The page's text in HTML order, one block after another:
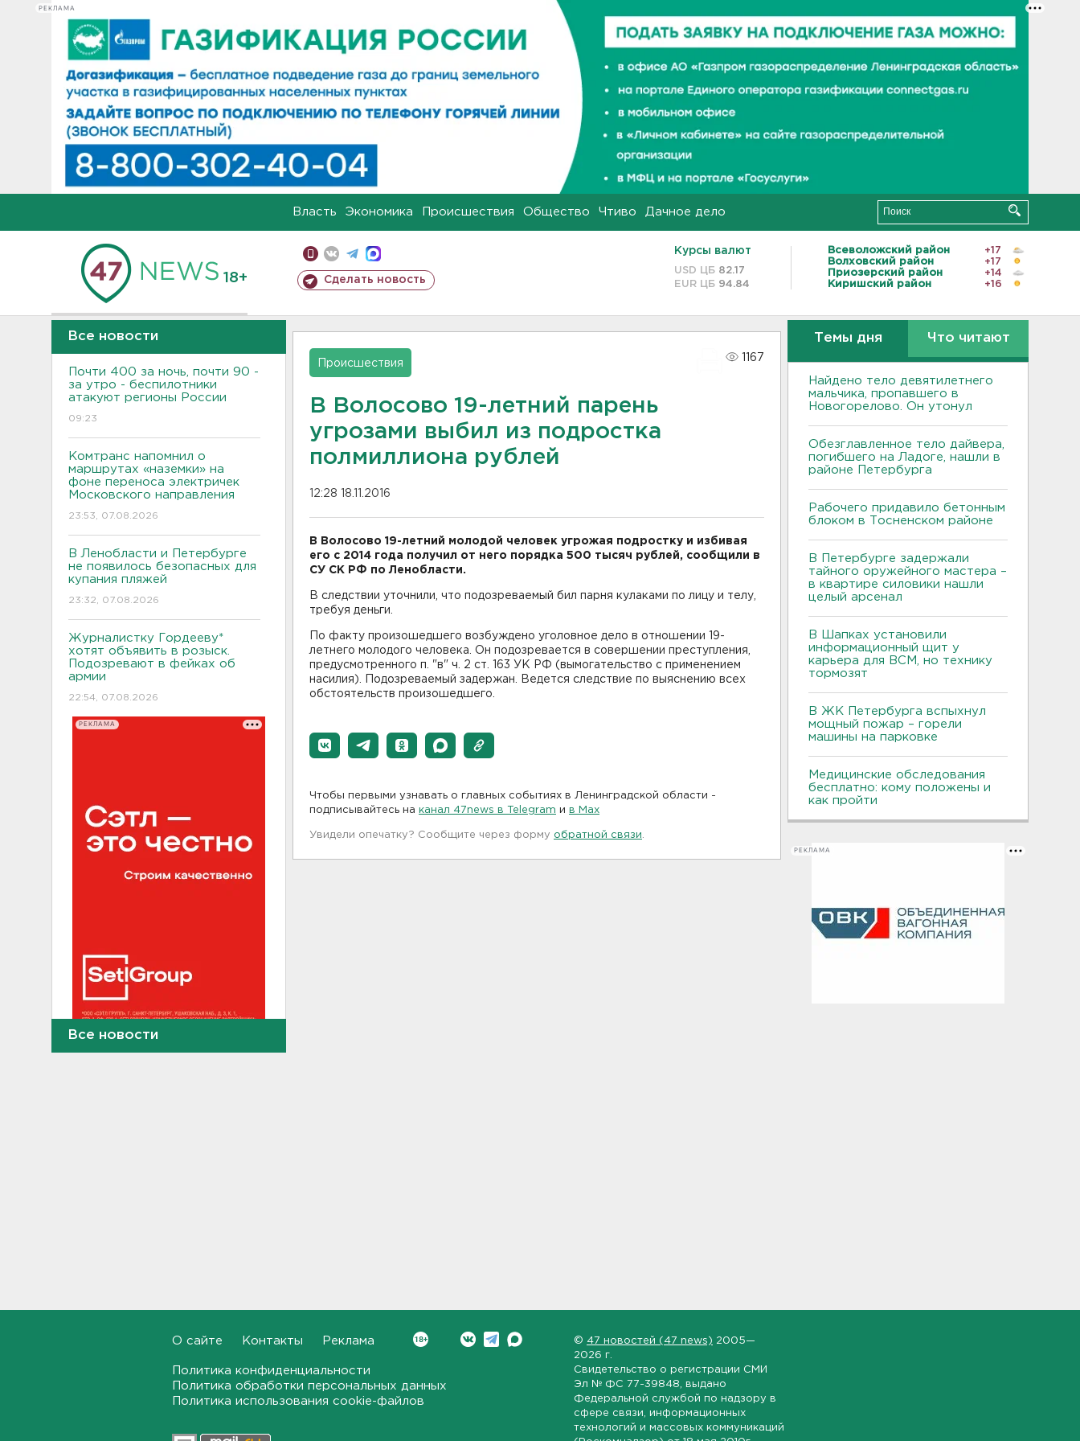
РЕКЛАМА
Власть Экономика Происшествия Общество Чтиво Дачное дело
18+ Сделать новость
Курсы валют
USD ЦБ 82.17
EUR ЦБ 94.84
Всеволожский район
+17
Волховский район
+17
Приозерский район
+14
Киришский район
+16
Все новости
Почти 400 за ночь, почти 90 -
за утро - беспилотники
атакуют регионы России
09:23
Комтранс напомнил о
маршрутах «наземки» на
фоне переноса электричек
Московского направления
23:53, 07.08.2026
В Ленобласти и Петербурге
не появилось безопасных для
купания пляжей
23:32, 07.08.2026
Журналистку Гордееву*
хотят объявить в розыск.
Подозревают в фейках об
армии
22:54, 07.08.2026
РЕКЛАМА
В Ленобласти выбрали
воспользоваться 110
цифровыми сервисами в МАХ
Все новости
Происшествия
1167
В Волосово 19-летний парень
угрозами выбил из подростка
полмиллиона рублей
12:28 18.11.2016
В Волосово 19-летний молодой человек угрожая подростку и избивая
его с 2014 года получил от него порядка 500 тысяч рублей, сообщили в
СУ СК РФ по Ленобласти.
В следствии уточнили, что подозреваемый бил парня кулаками по лицу и телу,
требуя деньги.
По факту произошедшего возбуждено уголовное дело в отношении 19-
летнего молодого человека. Он подозревается в совершении преступления,
предусмотренного п. "в" ч. 2 ст. 163 УК РФ (вымогательство с применением
насилия). Подозреваемый задержан. Ведется следствие по выяснению всех
обстоятельств произошедшего.
Чтобы первыми узнавать о главных событиях в Ленинградской области -
подписывайтесь на канал 47news в Telegram и в Maх
Увидели опечатку? Сообщите через форму обратной связи
Темы дня Что читают
Найдено тело девятилетнего
мальчика, пропавшего в
Новогорелово. Он утонул
Обезглавленное тело дайвера,
погибшего на Ладоге, нашли в
районе Петербурга
Рабочего придавило бетонным
блоком в Тосненском районе
В Петербурге задержали
тайного оружейного мастера –
в квартире силовики нашли
целый арсенал
В Шапках установили
информационный щит у
карьера для ВСМ, но технику
тормозят
В ЖК Петербурга вспыхнул
мощный пожар – горели
машины на парковке
Медицинские обследования
бесплатно: кому положены и
как пройти
РЕКЛАМА
О сайте Контакты Реклама
Политика конфиденциальности
Политика обработки персональных данных
Политика использования cookie-файлов
© 47 новостей (47 news) 2005—
2026 г.
Свидетельство о регистрации СМИ
Эл № ФС 77-39848 , выдано
Федеральной службой по надзору в
сфере связи, информационных
технологий и массовых коммуникаций